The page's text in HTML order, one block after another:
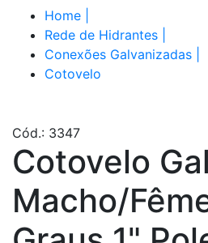
Home
Rede de Hidrantes
Conexões Galvanizadas
Cotovelo
Cód.: 3347
Cotovelo
Macho/